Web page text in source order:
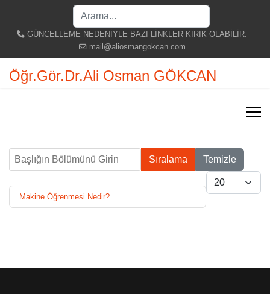
GÜNCELLEME NEDENİYLE BAZI LİNKLER KIRIK OLABİLİR.
mail@aliosmangokcan.com
Öğr.Gör.Dr.Ali Osman GÖKCAN
Başlığın Bölümünü Girin
Sıralama Temizle
Göster #
Makine Öğrenmesi Nedir?